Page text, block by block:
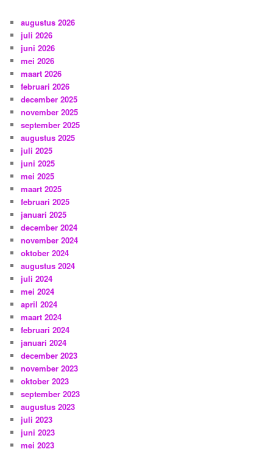
augustus 2026
juli 2026
juni 2026
mei 2026
maart 2026
februari 2026
december 2025
november 2025
september 2025
augustus 2025
juli 2025
juni 2025
mei 2025
maart 2025
februari 2025
januari 2025
december 2024
november 2024
oktober 2024
augustus 2024
juli 2024
mei 2024
april 2024
maart 2024
februari 2024
januari 2024
december 2023
november 2023
oktober 2023
september 2023
augustus 2023
juli 2023
juni 2023
mei 2023